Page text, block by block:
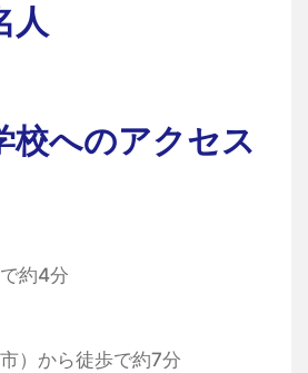
人
校へのアクセス
約4分
）から徒歩で約7分